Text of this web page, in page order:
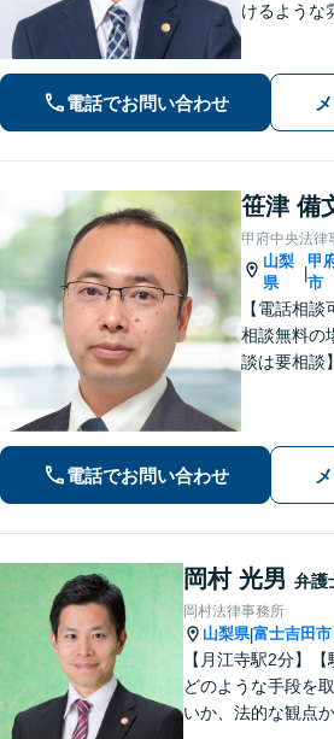
けるような
お困りの方
い。【電話
電話でお問い合わせ
笹津 備
甲府中央法律
山梨
県
|
甲
市
【電話相
相談無料の
談は要相談
示談交渉
による】
電話でお問い合わせ
岡村 光男 弁護
岡村法律事務所
山梨県|富士吉田市
【月江寺駅2分】【
どのような手段を
いか、法的な観点か